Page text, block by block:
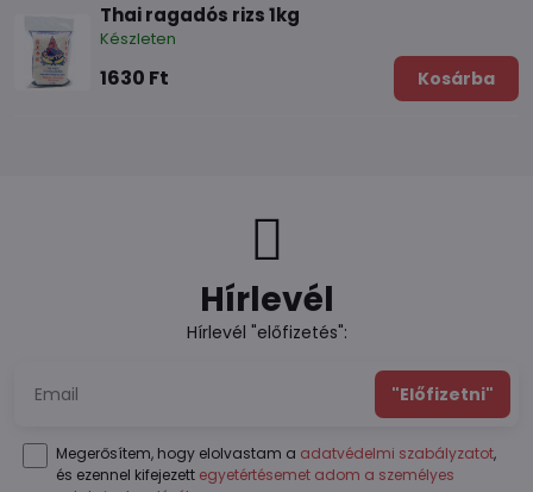
Thai ragadós rizs 1kg
Készleten
1630 Ft Kosárba
Hírlevél
Hírlevél "előfizetés":
"Előfizetni"
Megerősítem, hogy elolvastam a adatvédelmi szabályzatot,
és ezennel kifejezett egyetértésemet adom a személyes